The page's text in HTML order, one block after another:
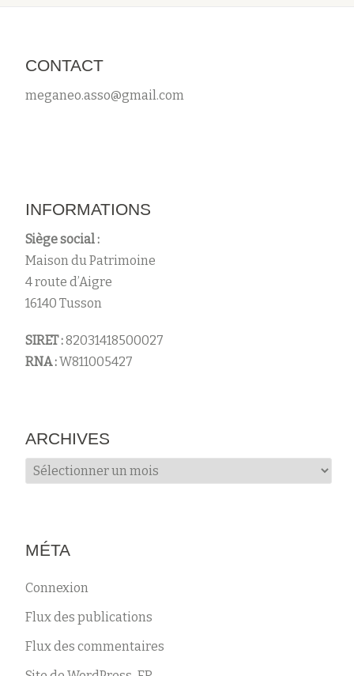
CONTACT
meganeo.asso@gmail.com
INFORMATIONS
Siège social :
Maison du Patrimoine
4 route d’Aigre
16140 Tusson
SIRET :82031418500027
RNA :W811005427
ARCHIVES
Archives
MÉTA
Connexion
Flux des publications
Flux des commentaires